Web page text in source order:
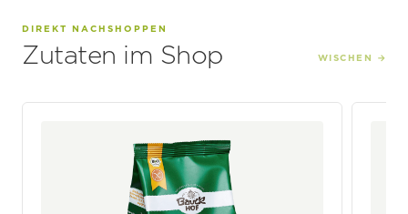
DIREKT NACHSHOPPEN
Zutaten im Shop